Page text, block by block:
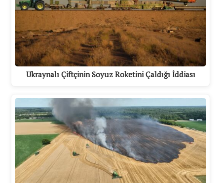
Ukraynalı Çiftçinin Soyuz Roketini Çaldığı İddiası